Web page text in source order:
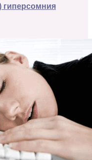
гиперсомния